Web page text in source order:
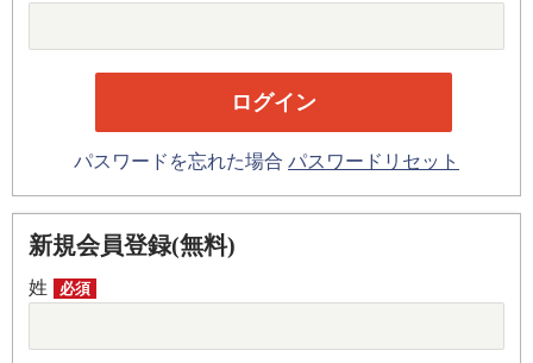
パスワードを忘れた場合 パスワードリセット
新規会員登録(無料)
姓 必須